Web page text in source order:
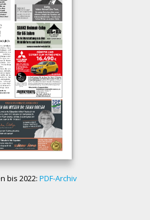
bis 2022: PDF-Archiv